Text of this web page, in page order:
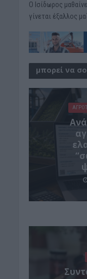
Ο Ισίδωρος
γίνεται έξαλλος
μπορεί να